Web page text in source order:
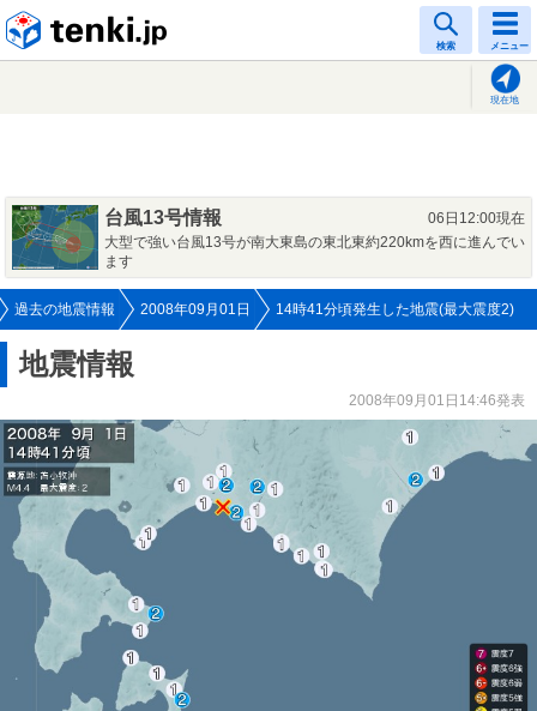
検索 メニュー
現在地
台風13号情報
06日12:00現在
大型で強い台風13号が南大東島の東北東約220kmを西に進んでい
ます
過去の地震情報 2008年09月01日 14時41分頃発生した地震(最大震度2)
地震情報
2008年09月01日14:46発表